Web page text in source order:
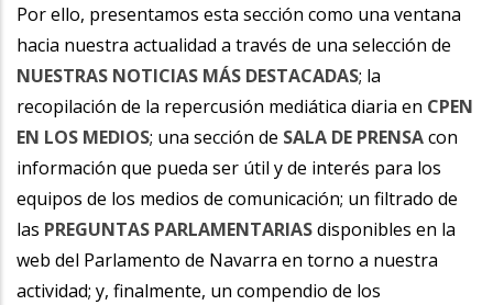
Por ello, presentamos esta sección como una ventana
hacia nuestra actualidad a través de una selección de
NUESTRAS NOTICIAS MÁS DESTACADAS; la
recopilación de la repercusión mediática diaria en CPEN
EN LOS MEDIOS; una sección de SALA DE PRENSAcon
información que pueda ser útil y de interés para los
equipos de los medios de comunicación; un filtrado de
las PREGUNTAS PARLAMENTARIASdisponibles en la
web del Parlamento de Navarra en torno a nuestra
actividad; y, finalmente, un compendio de los